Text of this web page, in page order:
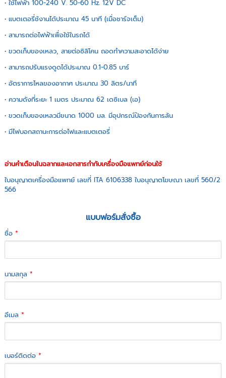
• ใช้ไฟฟ้า 100-240 V. 50-60 Hz. 12V DC
• แบตเตอรี่ช้งานได้ประมาณ 45 นาที (เมื่อชาร์จเต็ม)
• สามารถต่อไฟฟ้าเพื่อใช้ในรถได้
• ขวดเก็บของเหลว, สายต่อซิลิโคน ถอดทำความสะอาดได้ง่าย
• สามารถปรับแรงดูดได้ประมาณ 0.1-0.85 บาร์
• อัตราการไหลของอากาศ ประมาณ 30 ลิตร/นาที
• ความดังที่ระยะ 1 เมตร ประมาณ 62 เดซิเบล (เอ)
• ขวดเก็บของเหลวมีขนาด 1000 มล. มีอุปกรณ์ป้องกันการล้น
• มีไฟบอกสถานะการต่อไฟและแบตเตอรี่
อ่านคำเตือนในฉลากและเอกสารกำกับเครื่องมือแพทย์ก่อนใช้
ใบอนุญาตเครื่องมือแพทย์ เลขที่ ITA 6106338 ใบอนุญาตโฆษณา เลขที่ 560/2
566
แบบฟอร์มสั่งซื้อ
ชื่อ*
นามสกุล*
อีเมล*
เบอร์ติดต่อ*